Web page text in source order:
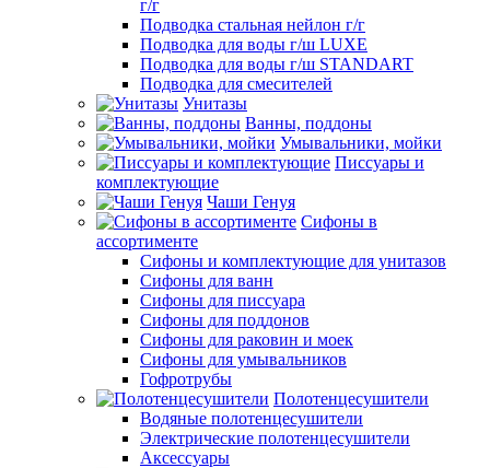
г/г
Подводка стальная нейлон г/г
Подводка для воды г/ш LUXE
Подводка для воды г/ш STANDART
Подводка для смесителей
Унитазы
Ванны, поддоны
Умывальники, мойки
Писсуары и
комплектующие
Чаши Генуя
Сифоны в
ассортименте
Сифоны и комплектующие для унитазов
Сифоны для ванн
Сифоны для писсуара
Сифоны для поддонов
Сифоны для раковин и моек
Сифоны для умывальников
Гофротрубы
Полотенцесушители
Водяные полотенцесушители
Электрические полотенцесушители
Аксессуары